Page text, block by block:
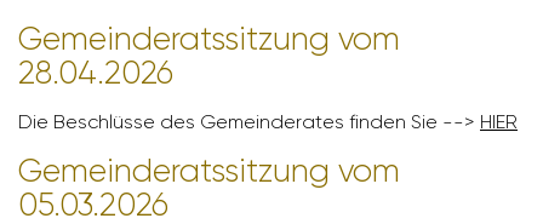
Gemein­de­rats­sit­zung vom
28.04.2026
Die Beschlüsse des Gemein­de­rates finden Sie --> HIER
Gemein­de­rats­sit­zung vom
05.03.2026